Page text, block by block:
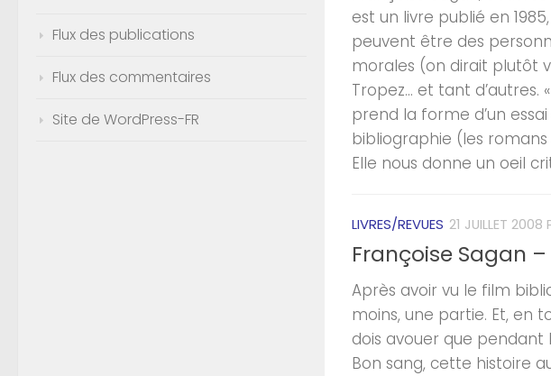
est un livre publié en
peuvent être des
morales (on dirait plutôt
Tropez… et tant d’autres.
prend la forme d’un
bibliographie (les
Elle nous donne un oeil
LIVRES/REVUES 21 JUILLET 2008
Françoise Sagan
Après avoir vu le film
moins, une partie. Et, en
dois avouer que pendant
Bon sang, cette histoire
Flux des publications
Flux des commentaires
Site de WordPress-FR